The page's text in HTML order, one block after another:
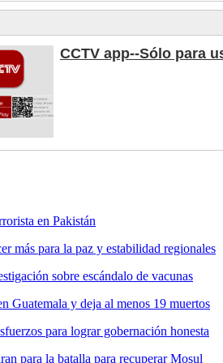
CCTV app--Sólo para
en Pakistán
más para la paz y estabilidad regionales
sobre escándalo de vacunas
Guatemala y deja al menos 19 muertos
para lograr gobernación honesta
para la batalla para recuperar Mosul